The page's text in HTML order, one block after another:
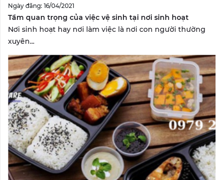
Ngày đăng: 16/04/2021
Tầm quan trọng của việc vệ sinh tại nơi sinh hoạt
Nơi sinh hoạt hay nơi làm việc là nơi con người thường
xuyên...